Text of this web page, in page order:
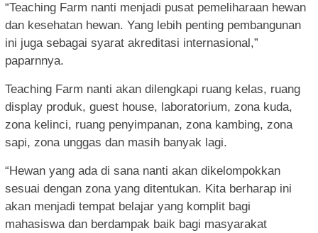
“Teaching Farm nanti menjadi pusat pemeliharaan hewan
dan kesehatan hewan. Yang lebih penting pembangunan
ini juga sebagai syarat akreditasi internasional,”
paparnnya.
Teaching Farm nanti akan dilengkapi ruang kelas, ruang
display produk, guest house, laboratorium, zona kuda,
zona kelinci, ruang penyimpanan, zona kambing, zona
sapi, zona unggas dan masih banyak lagi.
“Hewan yang ada di sana nanti akan dikelompokkan
sesuai dengan zona yang ditentukan. Kita berharap ini
akan menjadi tempat belajar yang komplit bagi
mahasiswa dan berdampak baik bagi masyarakat